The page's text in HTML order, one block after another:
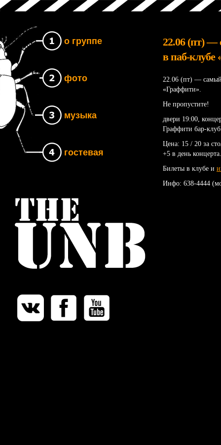
о группе
фото
музыка
гостевая
Группа The UNB
22.06 (пт) —
в паб-клубе
22.06 (пт) — самый
«Граффити».
Не пропустите!
двери 19:00,
Граффити бар-
Цена: 15 / 20 за
+5 в день концерта.
Билеты в клубе и
Инфо: 638-4444